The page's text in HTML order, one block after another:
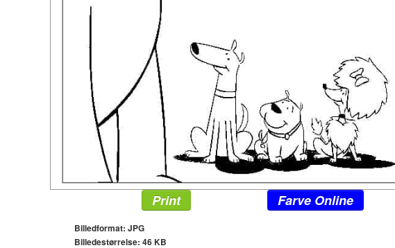
Print Farve Online
Billedformat: JPG
Billedestørrelse: 46 KB